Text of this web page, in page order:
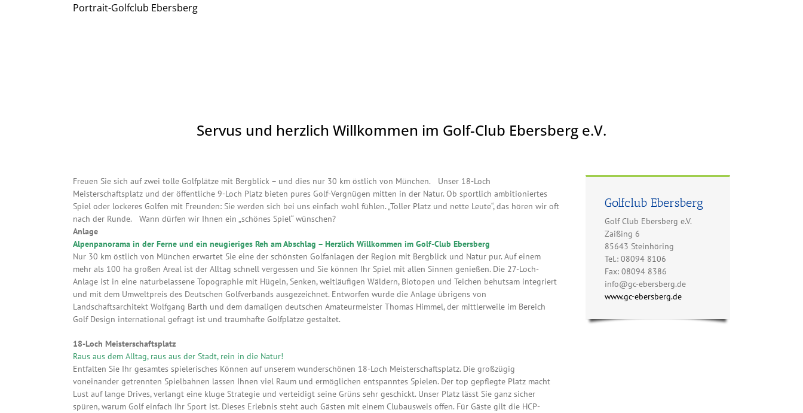
Portrait-Golfclub Ebersberg
Servus und herzlich Willkommen im Golf-Club Ebersberg e.V.
Freuen Sie sich auf zwei tolle Golfplätze mit Bergblick – und dies nur 30 km östlich von München. Unser 18-Loch
Meisterschaftsplatz und der öffentliche 9-Loch Platz bieten pures Golf-Vergnügen mitten in der Natur. Ob sportlich ambitioniertes
Spiel oder lockeres Golfen mit Freunden: Sie werden sich bei uns einfach wohl fühlen. „Toller Platz und nette Leute“, das hören wir oft
nach der Runde. Wann dürfen wir Ihnen ein „schönes Spiel“ wünschen?
Anlage
Alpenpanorama in der Ferne und ein neugieriges Reh am Abschlag – Herzlich Willkommen im Golf-Club Ebersberg
Nur 30 km östlich von München erwartet Sie eine der schönsten Golfanlagen der Region mit Bergblick und Natur pur. Auf einem
mehr als 100 ha großen Areal ist der Alltag schnell vergessen und Sie können Ihr Spiel mit allen Sinnen genießen. Die 27-Loch-
Anlage ist in eine naturbelassene Topographie mit Hügeln, Senken, weitläufigen Wäldern, Biotopen und Teichen behutsam integriert
und mit dem Umweltpreis des Deutschen Golfverbands ausgezeichnet. Entworfen wurde die Anlage übrigens von
Landschaftsarchitekt Wolfgang Barth und dem damaligen deutschen Amateurmeister Thomas Himmel, der mittlerweile im Bereich
Golf Design international gefragt ist und traumhafte Golfplätze gestaltet.
18-Loch Meisterschaftsplatz
Raus aus dem Alltag, raus aus der Stadt, rein in die Natur!
Entfalten Sie Ihr gesamtes spielerisches Können auf unserem wunderschönen 18-Loch Meisterschaftsplatz. Die großzügig
voneinander getrennten Spielbahnen lassen Ihnen viel Raum und ermöglichen entspanntes Spielen. Der top gepflegte Platz macht
Lust auf lange Drives, verlangt eine kluge Strategie und verteidigt seine Grüns sehr geschickt. Unser Platz lässt Sie ganz sicher
spüren, warum Golf einfach Ihr Sport ist. Dieses Erlebnis steht auch Gästen mit einem Clubausweis offen. Für Gäste gilt die HCP-
Golfclub Ebersberg
Golf Club Ebersberg e.V.
Zaißing 6
85643 Steinhöring
Tel.: 08094 8106
Fax: 08094 8386
info@gc-ebersberg.de
www.gc-ebersberg.de